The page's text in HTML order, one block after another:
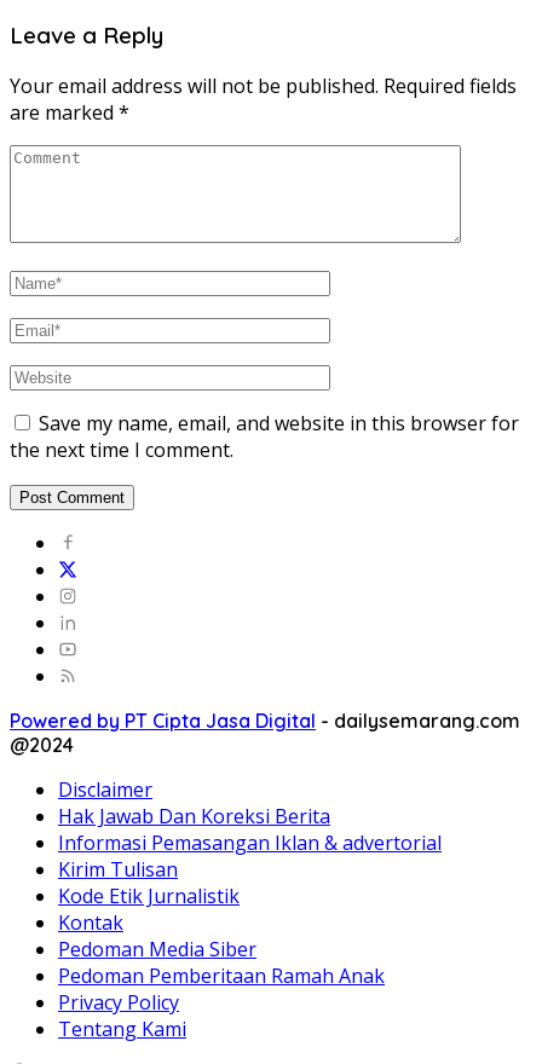
Leave a Reply
Your email address will not be published. Required fields
are marked *
Save my name, email, and website in this browser for
the next time I comment.
Powered by PT Cipta Jasa Digital - dailysemarang.com
@2024
Disclaimer
Hak Jawab Dan Koreksi Berita
Informasi Pemasangan Iklan & advertorial
Kirim Tulisan
Kode Etik Jurnalistik
Kontak
Pedoman Media Siber
Pedoman Pemberitaan Ramah Anak
Privacy Policy
Tentang Kami